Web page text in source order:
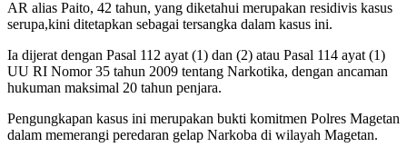
AR alias Paito, 42 tahun, yang diketahui merupakan residivis kasus
serupa,kini ditetapkan sebagai tersangka dalam kasus ini.
Ia dijerat dengan Pasal 112 ayat (1) dan (2) atau Pasal 114 ayat (1)
UU RI Nomor 35 tahun 2009 tentang Narkotika, dengan ancaman
hukuman maksimal 20 tahun penjara.
Pengungkapan kasus ini merupakan bukti komitmen Polres Magetan
dalam memerangi peredaran gelap Narkoba di wilayah Magetan.